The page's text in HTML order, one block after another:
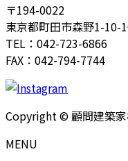
〒194-0022
東京都町田市森野1-
TEL：042-723-6866
FAX：042-794-7744
Copyright © 顧問建築家
MENU